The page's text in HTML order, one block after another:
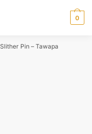
0
Slither Pin – Tawapa